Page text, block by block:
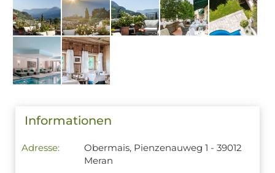
Informationen
Adresse:
Obermais, Pienzenauweg 1 - 39012
Meran